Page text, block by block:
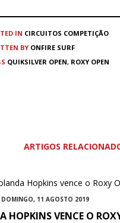
IN CIRCUITOS COMPETIÇÃO
BY ONFIRE SURF
QUIKSILVER OPEN, ROXY OPEN
ARTIGOS
11 AGOSTO 2019
HOPKINS VENCE O